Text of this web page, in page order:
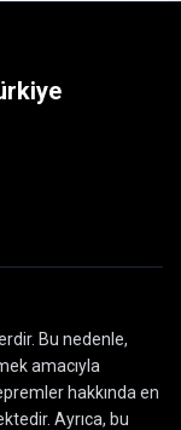
Bu nedenle,
amacıyla
hakkında en
Ayrıca, bu